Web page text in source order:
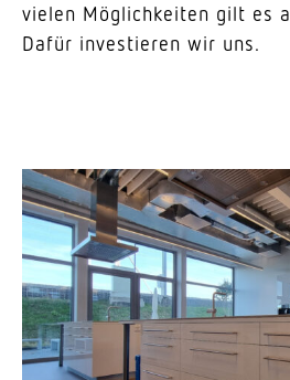
vielen Möglich­keiten gilt es
Dafür inves­tieren wir uns.